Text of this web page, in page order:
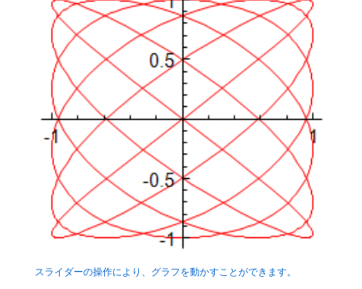
スライダーの操作により、グラフを動かすことができます。